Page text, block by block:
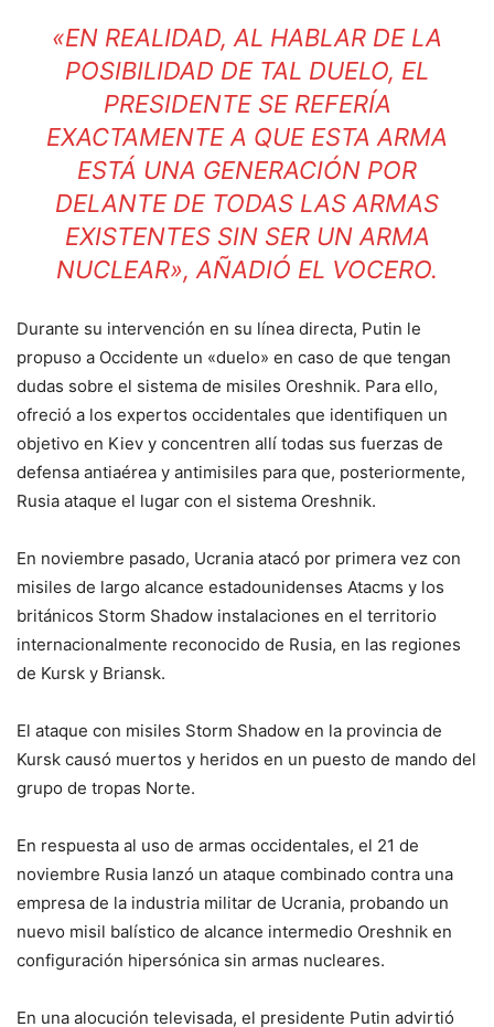
«EN REALIDAD, AL HABLAR DE LA
POSIBILIDAD DE TAL DUELO, EL
PRESIDENTE SE REFERÍA
EXACTAMENTE A QUE ESTA ARMA
ESTÁ UNA GENERACIÓN POR
DELANTE DE TODAS LAS ARMAS
EXISTENTES SIN SER UN ARMA
NUCLEAR», AÑADIÓ EL VOCERO.
Durante su intervención en su línea directa, Putin le
propuso a Occidente un «duelo» en caso de que tengan
dudas sobre el sistema de misiles Oreshnik. Para ello,
ofreció a los expertos occidentales que identifiquen un
objetivo en Kiev y concentren allí todas sus fuerzas de
defensa antiaérea y antimisiles para que, posteriormente,
Rusia ataque el lugar con el sistema Oreshnik.
En noviembre pasado, Ucrania atacó por primera vez con
misiles de largo alcance estadounidenses Atacms y los
británicos Storm Shadow instalaciones en el territorio
internacionalmente reconocido de Rusia, en las regiones
de Kursk y Briansk.
El ataque con misiles Storm Shadow en la provincia de
Kursk causó muertos y heridos en un puesto de mando del
grupo de tropas Norte.
En respuesta al uso de armas occidentales, el 21 de
noviembre Rusia lanzó un ataque combinado contra una
empresa de la industria militar de Ucrania, probando un
nuevo misil balístico de alcance intermedio Oreshnik en
configuración hipersónica sin armas nucleares.
En una alocución televisada, el presidente Putin advirtió